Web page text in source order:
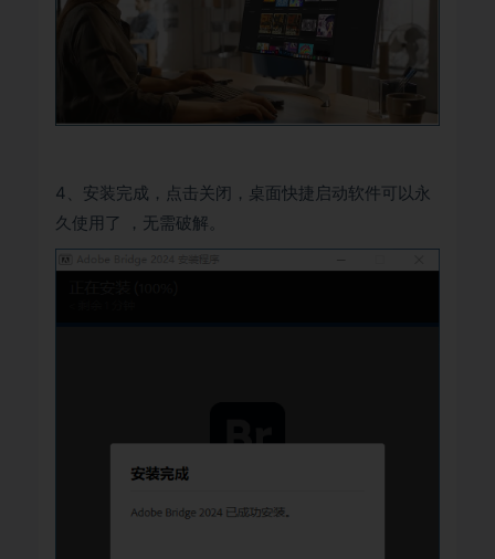
4、安装完成，点击关闭，桌面快捷启动软件可以永
久使用了 ，无需破解。